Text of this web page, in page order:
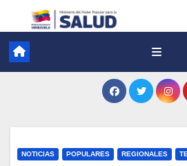
NOTICIAS POPULARES REGIONALES